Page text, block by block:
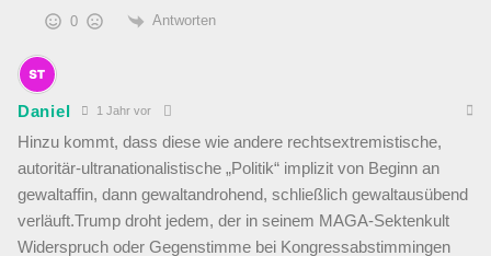
0 Antworten
Daniel 1 Jahr vor
Hinzu kommt, dass diese wie andere rechtsextremistische,
autoritär-ultranationalistische „Politik“ implizit von Beginn an
gewaltaffin, dann gewaltandrohend, schließlich gewaltausübend
verläuft.Trump droht jedem, der in seinem MAGA-Sektenkult
Widerspruch oder Gegenstimme bei Kongressabstimmingen